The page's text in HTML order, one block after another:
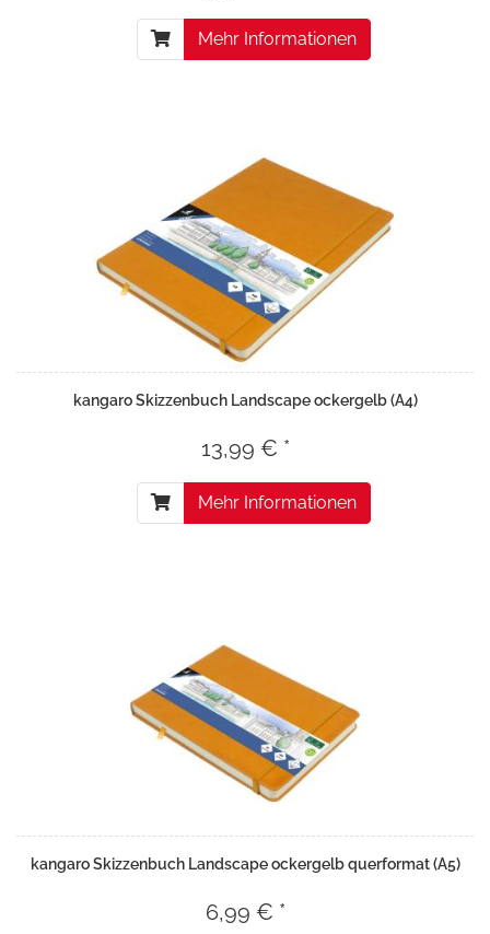
Mehr Informationen
kangaro Skizzenbuch Landscape ockergelb (A4)
13,99 € *
Mehr Informationen
kangaro Skizzenbuch Landscape ockergelb querformat (A5)
6,99 € *